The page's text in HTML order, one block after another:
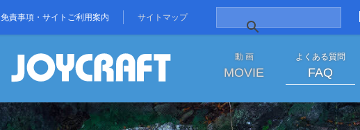
動 画
MOVIE
よくある質問
FAQ
免責事項・サイトご利用案内 サイトマップ